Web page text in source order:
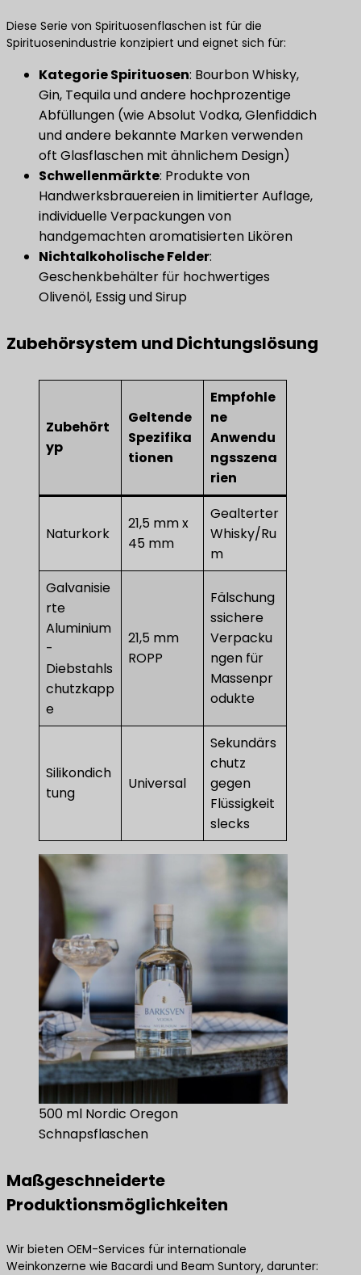
Diese Serie von Spirituosenflaschen ist für die
Spirituosenindustrie konzipiert und eignet sich für:
Kategorie Spirituosen​: Bourbon Whisky,
Gin, Tequila und andere hochprozentige
Abfüllungen (wie Absolut Vodka, Glenfiddich
und andere bekannte Marken verwenden
oft Glasflaschen mit ähnlichem Design)
Schwellenmärkte​: Produkte von
Handwerksbrauereien in limitierter Auflage,
individuelle Verpackungen von
handgemachten aromatisierten Likören
​Nichtalkoholische Felder​​:
Geschenkbehälter für hochwertiges
Olivenöl, Essig und Sirup
Zubehörsystem und Dichtungslösung
Zubehört
yp
Geltende
Spezifika
tionen
Empfohle
ne
Anwendu
ngsszena
rien
Naturkork
21,5 mm x
45 mm
Gealterter
Whisky/Ru
m
Galvanisie
rte
Aluminium
-
Diebstahls
chutzkapp
e
21,5 mm
ROPP
Fälschung
ssichere
Verpacku
ngen für
Massenpr
odukte
Silikondich
tung
Universal
Sekundärs
chutz
gegen
Flüssigkeit
slecks
500 ml Nordic Oregon
Schnapsflaschen
Maßgeschneiderte
Produktionsmöglichkeiten
Wir bieten OEM-Services für internationale
Weinkonzerne wie Bacardi und Beam Suntory, darunter: